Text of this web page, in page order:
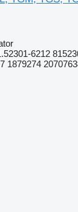
6212
1879274